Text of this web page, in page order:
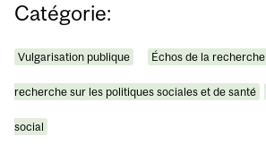
Catégorie:
Vulgarisation publique Échos de la recherche
recherche sur les politiques sociales et de santé
social